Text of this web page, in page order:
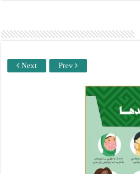
Next Prev